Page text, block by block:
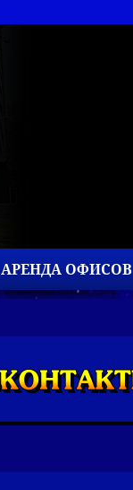
АРЕНДА ОФИСОВ